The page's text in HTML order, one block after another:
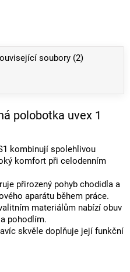
soubory (2)
polobotka uvex 1
kombinují spolehlivou
komfort při celodenním
přirozený pohyb chodidla a
aparátu během práce.
materiálům nabízí obuv
pohodlím.
skvěle doplňuje její funkční